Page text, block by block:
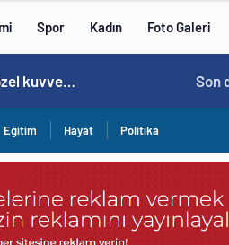
Spor Kadın Foto Galeri
Cristiano Ronaldo’nun akıllara zarar tüm kariyerinin istatistiğini çıkardık ! 14:57
Son
Eğitim Hayat Politika